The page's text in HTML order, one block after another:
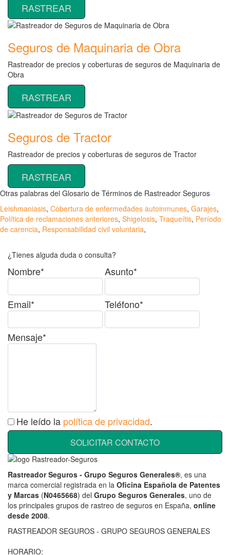
RASTREAR
Seguros de Maquinaria de Obra
Rastreador de precios y coberturas de seguros de Maquinaria de
Obra
RASTREAR
Seguros de Tractor
Rastreador de precios y coberturas de seguros de Tractor
RASTREAR
Otras palabras del Glosario de Términos de Rastreador Seguros
Leishmaniasis, Cobertura de enfermedades autoinmunes, Garajes,
Política de reclamaciones anteriores, Shigelosis, Traqueítis, Período
de carencia, Responsabilidad civil voluntaria,
¿Tienes alguda duda o consulta?
Nombre* Asunto*
Email* Teléfono*
Mensaje*
He leído la política de privacidad.
SOLICITAR CONTACTO
Rastreador Seguros - Grupo Seguros Generales®, es una
marca comercial registrada en la Oficina Española de Patentes
y Marcas (N0465668) del Grupo Seguros Generales, uno de
los principales grupos de rastreo de seguros en España, online
desde 2008.
RASTREADOR SEGUROS - GRUPO SEGUROS GENERALES
HORARIO: